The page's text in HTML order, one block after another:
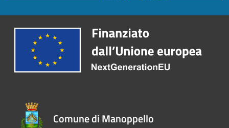
Comune di Manoppello